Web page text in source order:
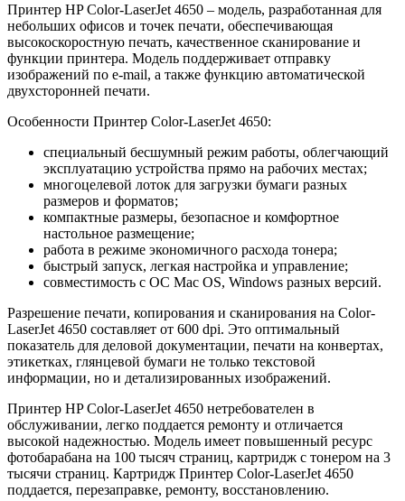
Принтер HP Color-LaserJet 4650 – модель, разработанная для
небольших офисов и точек печати, обеспечивающая
высокоскоростную печать, качественное сканирование и
функции принтера. Модель поддерживает отправку
изображений по e-mail, а также функцию автоматической
двухсторонней печати.
Особенности Принтер Color-LaserJet 4650:
специальный бесшумный режим работы, облегчающий
эксплуатацию устройства прямо на рабочих местах;
многоцелевой лоток для загрузки бумаги разных
размеров и форматов;
компактные размеры, безопасное и комфортное
настольное размещение;
работа в режиме экономичного расхода тонера;
быстрый запуск, легкая настройка и управление;
совместимость с ОС Mac OS, Windows разных версий.
Разрешение печати, копирования и сканирования на Color-
LaserJet 4650 составляет от 600 dpi. Это оптимальный
показатель для деловой документации, печати на конвертах,
этикетках, глянцевой бумаги не только текстовой
информации, но и детализированных изображений.
Принтер HP Color-LaserJet 4650 нетребователен в
обслуживании, легко поддается ремонту и отличается
высокой надежностью. Модель имеет повышенный ресурс
фотобарабана на 100 тысяч страниц, картридж с тонером на 3
тысячи страниц. Картридж Принтер Color-LaserJet 4650
поддается, перезаправке, ремонту, восстановлению.